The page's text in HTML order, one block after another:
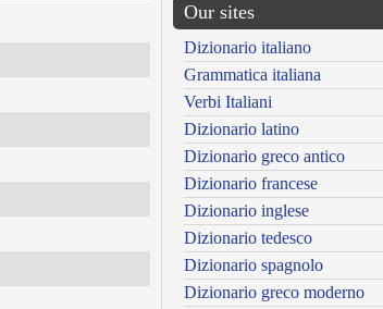
Our sites
Dizionario italiano
Grammatica italiana
Verbi Italiani
Dizionario latino
Dizionario greco antico
Dizionario francese
Dizionario inglese
Dizionario tedesco
Dizionario spagnolo
Dizionario greco moderno